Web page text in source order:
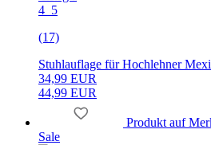
4_5
(17)
Stuhlauflage für Hochlehner
34,99 EUR
44,99 EUR
Produkt auf
Sale